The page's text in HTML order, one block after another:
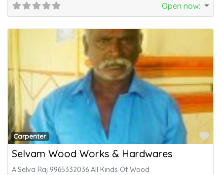
Open now:
Carpenter
Selvam Wood Works & Hardwares
A.Selva Raj 9965332036 All Kinds Of Wood